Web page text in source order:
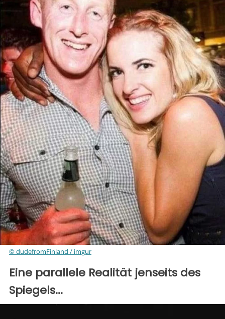
© dudefromFinland / imgur
Eine parallele Realität jenseits des
Spiegels...